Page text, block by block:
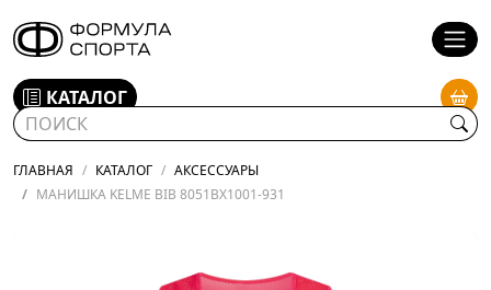
КАТАЛОГ
ГЛАВНАЯ КАТАЛОГ
АКСЕССУАРЫ
МАНИШКА KELME BIB 8051BX1001-931